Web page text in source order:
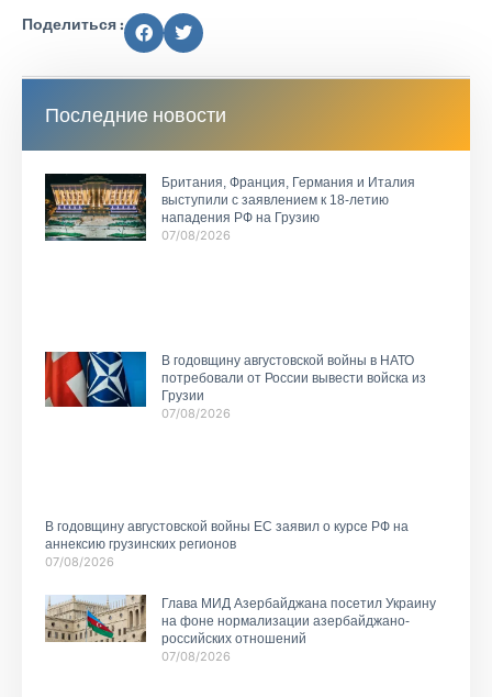
Поделиться :
Последние новости
Британия, Франция, Германия и Италия
выступили с заявлением к 18-летию
нападения РФ на Грузию
07/08/2026
В годовщину августовской войны в НАТО
потребовали от России вывести войска из
Грузии
07/08/2026
В годовщину августовской войны ЕС заявил о курсе РФ на
аннексию грузинских регионов
07/08/2026
Глава МИД Азербайджана посетил Украину
на фоне нормализации азербайджано-
российских отношений
07/08/2026